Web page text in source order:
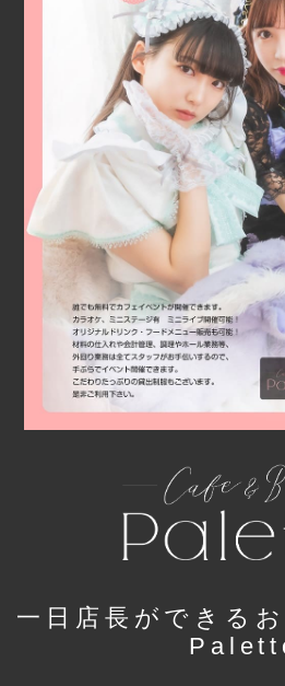
一日店長ができる